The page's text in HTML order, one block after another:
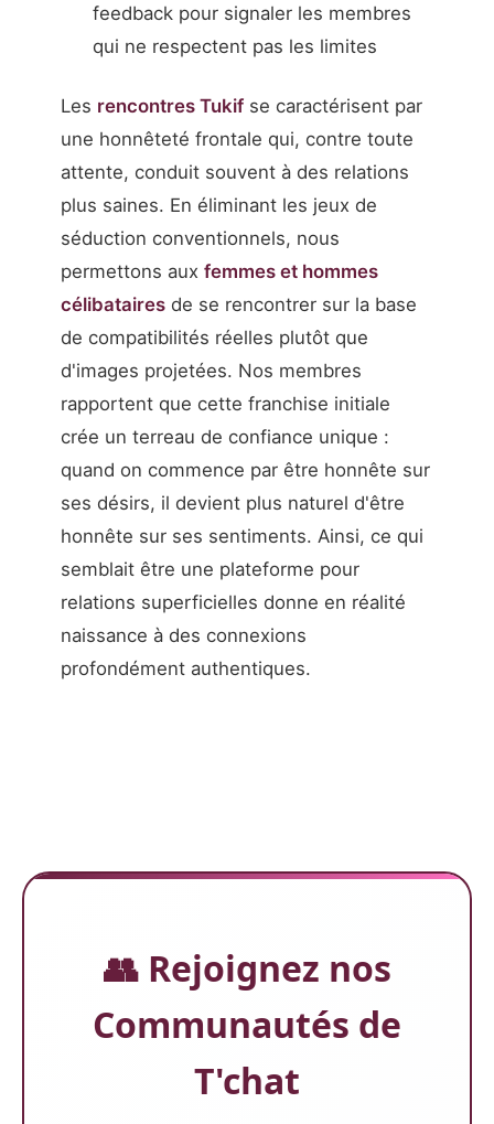
feedback pour signaler les membres
qui ne respectent pas les limites
Les rencontres Tukif se caractérisent par
une honnêteté frontale qui, contre toute
attente, conduit souvent à des relations
plus saines. En éliminant les jeux de
séduction conventionnels, nous
permettons aux femmes et hommes
célibataires de se rencontrer sur la base
de compatibilités réelles plutôt que
d'images projetées. Nos membres
rapportent que cette franchise initiale
crée un terreau de confiance unique :
quand on commence par être honnête sur
ses désirs, il devient plus naturel d'être
honnête sur ses sentiments. Ainsi, ce qui
semblait être une plateforme pour
relations superficielles donne en réalité
naissance à des connexions
profondément authentiques.
👥 Rejoignez nos
Communautés de
T'chat